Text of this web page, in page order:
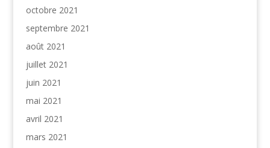
octobre 2021
septembre 2021
août 2021
juillet 2021
juin 2021
mai 2021
avril 2021
mars 2021